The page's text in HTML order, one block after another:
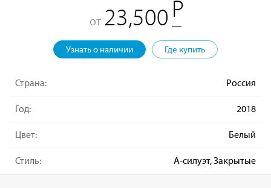
от 23,500
Узнать о наличии Где купить
Страна: Россия
Год: 2018
Цвет: Белый
Стиль: А-силуэт, Закрытые